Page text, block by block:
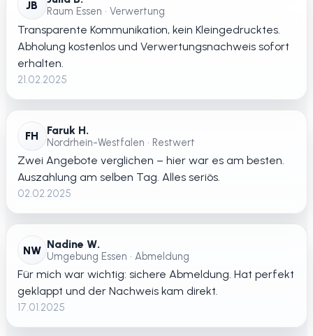
JB Raum Essen • Verwertung
Transparente Kommunikation, kein Kleingedrucktes.
Abholung kostenlos und Verwertungsnachweis sofort
erhalten.
21.02.2025
FH Faruk H.
Nordrhein-Westfalen • Restwert
Zwei Angebote verglichen – hier war es am besten.
Auszahlung am selben Tag. Alles seriös.
02.02.2025
NW Nadine W.
Umgebung Essen • Abmeldung
Für mich war wichtig: sichere Abmeldung. Hat perfekt
geklappt und der Nachweis kam direkt.
17.01.2025